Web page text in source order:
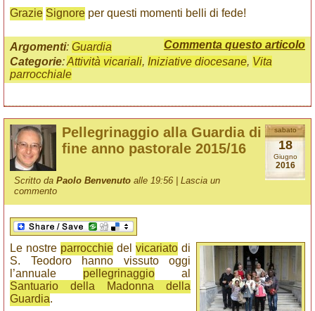
Grazie Signore per questi momenti belli di fede!
Commenta questo articolo
Argomenti: Guardia
Categorie:Attività vicariali, Iniziative diocesane, Vita
parrocchiale
sabato
18
Giugno
2016
Pellegrinaggio alla Guardia di
fine anno pastorale 2015/16
Scritto daPaolo Benvenuto alle 19:56 |Lascia un
commento
Le nostre parrocchie del vicariato di
S. Teodoro hanno vissuto oggi
l’annuale pellegrinaggio al
Santuario della Madonna della
Guardia.